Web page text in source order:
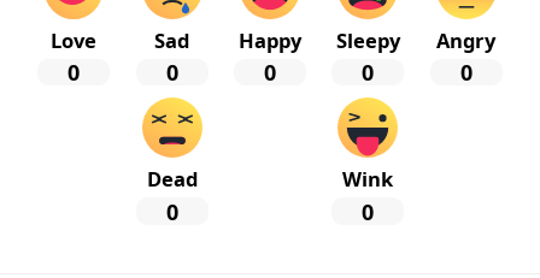
Love
0
Sad
0
Happy
0
Sleepy
0
Angry
0
Dead
0
Wink
0